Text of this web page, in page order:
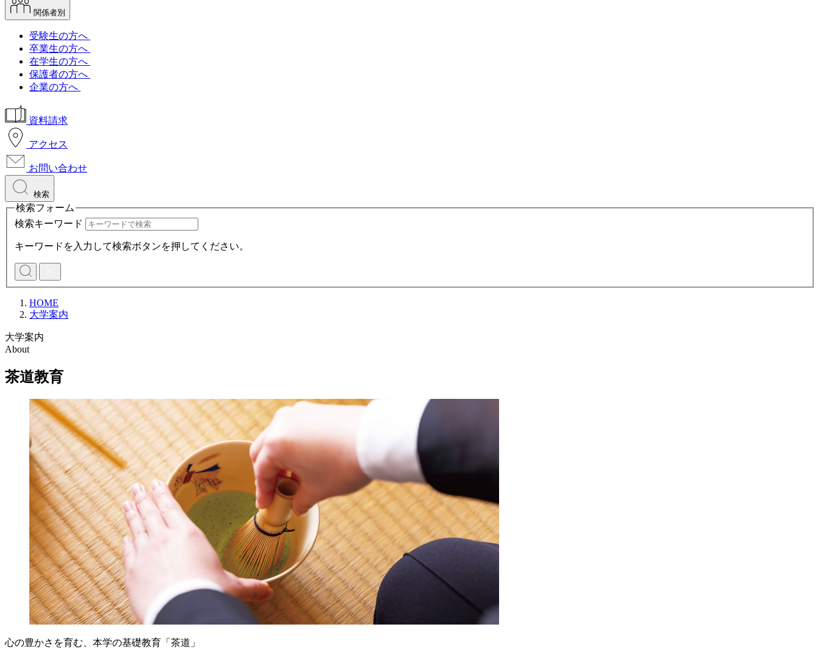
関係者別
受験生の方へ
卒業生の方へ
在学生の方へ
保護者の方へ
企業の方へ
資料請求
アクセス
お問い合わせ
検索
検索フォーム
検索キーワード
キーワードを入力して検索ボタンを押してください。
HOME
大学案内
大学案内
About
茶道教育
心の豊かさを育む、本学の基礎教育「茶道」